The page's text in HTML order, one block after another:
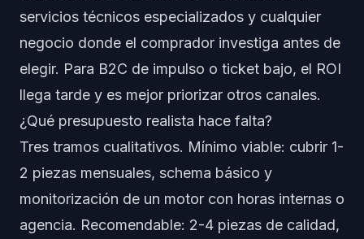
servicios técnicos especializados y cualquier
negocio donde el comprador investiga antes de
elegir. Para B2C de impulso o ticket bajo, el ROI
llega tarde y es mejor priorizar otros canales.
¿Qué presupuesto realista hace falta?
Tres tramos cualitativos. Mínimo viable: cubrir 1-
2 piezas mensuales, schema básico y
monitorización de un motor con horas internas o
agencia. Recomendable: 2-4 piezas de calidad,